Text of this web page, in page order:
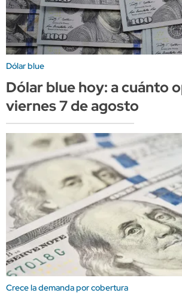
Dólar blue
Dólar blue hoy: a cuánto
viernes 7 de agosto
Crece la demanda por cobertura